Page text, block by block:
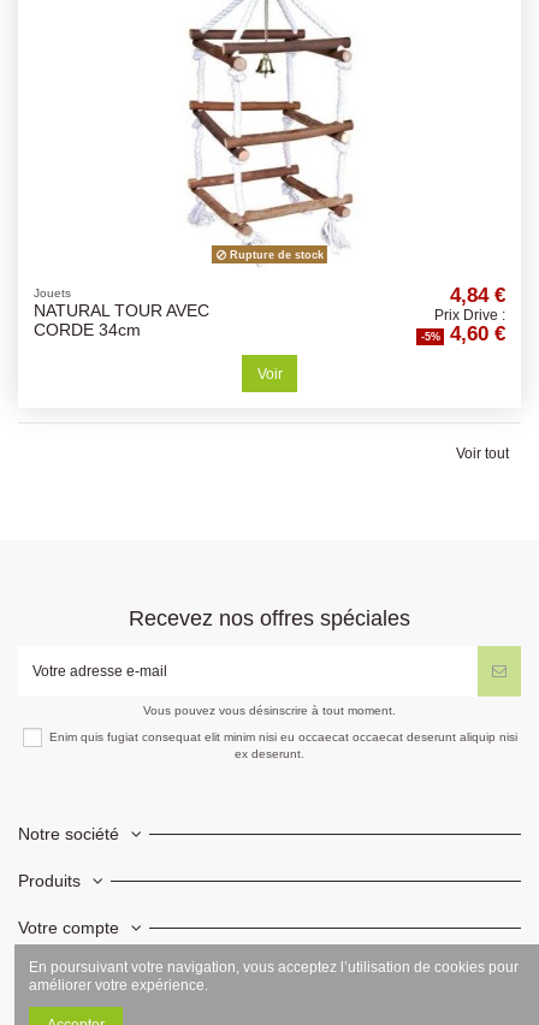
Rupture de stock
Jouets
NATURAL TOUR AVEC
CORDE 34cm
4,84 €
Prix Drive :
-5% 4,60 €
Voir
Voir tout
Recevez nos offres spéciales
Vous pouvez vous désinscrire à tout moment.
Enim quis fugiat consequat elit minim nisi eu occaecat occaecat deserunt aliquip nisi
ex deserunt.
Notre société
Produits
Votre compte
Informations
En poursuivant votre navigation, vous acceptez l’utilisation de cookies pour
améliorer votre expérience.